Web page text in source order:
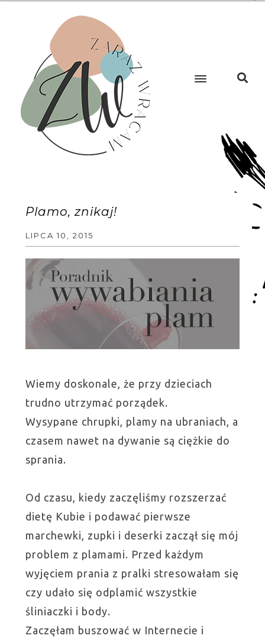
Plamo, znikaj!
LIPCA 10, 2015
Wiemy doskonale, że przy dzieciach
trudno utrzymać porządek.
Wysypane chrupki, plamy na ubraniach, a
czasem nawet na dywanie są ciężkie do
sprania.
Od czasu, kiedy zaczęliśmy rozszerzać
dietę Kubie i podawać pierwsze
marchewki, zupki i deserki zaczął się mój
problem z plamami. Przed każdym
wyjęciem prania z pralki stresowałam się
czy udało się odplamić wszystkie
śliniaczki i body.
Zaczęłam buszować w Internecie i